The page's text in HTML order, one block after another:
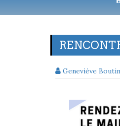
Geneviève Boutin